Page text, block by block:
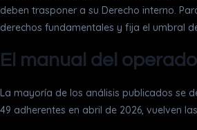
deben trasponer a su Derecho interno.
derechos fundamentales y fija el umbral
El manual del
La mayoría de los análisis publicados se
49 adherentes en abril de 2026, vuelven